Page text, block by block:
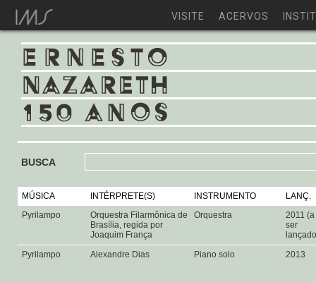
VISITE ACERVOS
BUSCA
MÚSICA INTÉRPRETE(S) INSTRUMENTO
LANÇ.
Pyrilampo
Orquestra Filarmônica de
Brasília, regida por
Joaquim França
Orquestra
2011 (a
ser
Pyrilampo
Alexandre Dias Piano solo 2013